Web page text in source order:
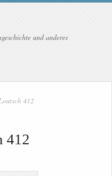
und anderes
412
412